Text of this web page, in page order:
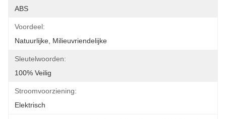
ABS
Voordeel:
Natuurlijke, Milieuvriendelijke
Sleutelwoorden:
100% Veilig
Stroomvoorziening:
Elektrisch